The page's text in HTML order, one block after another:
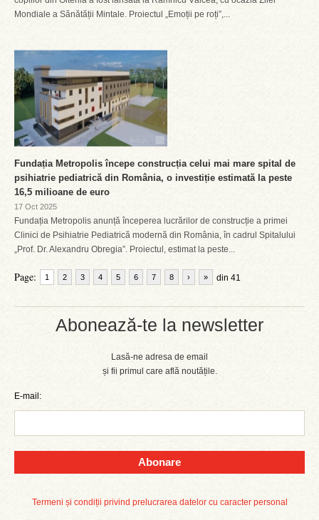
Abonează-te la newsletter
Lasă-ne adresa de email
și fii primul care află noutățile.
E-mail:
Abonare
Termeni și condiții privind prelucrarea datelor cu caracter personal
Mondiale a Sănătății Mintale. Proiectul „Emoții pe roți”,...
Fundația Metropolis începe construcția celui mai mare spital de
psihiatrie pediatrică din România, o investiție estimată la peste
16,5 milioane de euro
17 Oct 2025
Fundația Metropolis anunță începerea lucrărilor de construcție a primei
Clinici de Psihiatrie Pediatrică modernă din România, în cadrul Spitalului
„Prof. Dr. Alexandru Obregia”. Proiectul, estimat la peste...
Page: 1 2 3 4 5 6 7 8 din 41
› »